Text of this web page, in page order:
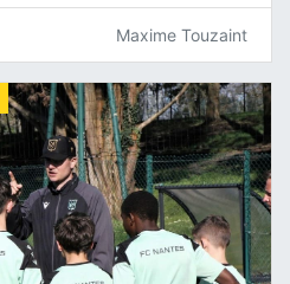
Maxime Touzaint